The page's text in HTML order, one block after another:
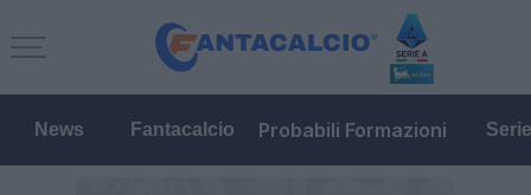
News Fantacalcio Probabili Formazioni